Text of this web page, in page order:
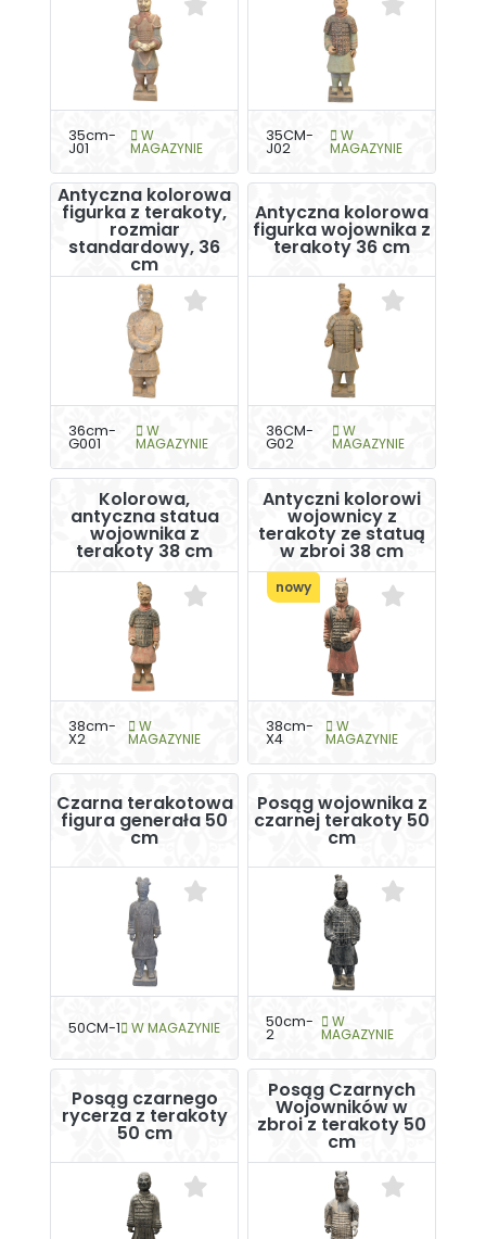
35cm-
J01
W
MAGAZYNIE
35CM-
J02
W
MAGAZYNIE
Antyczna kolorowa
figurka z terakoty,
rozmiar
standardowy, 36
cm
36cm-
G001
W
MAGAZYNIE
Antyczna kolorowa
figurka wojownika z
terakoty 36 cm
36CM-
G02
W
MAGAZYNIE
Kolorowa,
antyczna statua
wojownika z
terakoty 38 cm
38cm-
X2
W
MAGAZYNIE
Antyczni kolorowi
wojownicy z
terakoty ze statuą
w zbroi 38 cm
nowy
38cm-
X4
W
MAGAZYNIE
Czarna terakotowa
figura generała 50
cm
50CM-1 W MAGAZYNIE
Posąg wojownika z
czarnej terakoty 50
cm
50cm-
2
W
MAGAZYNIE
Posąg czarnego
rycerza z terakoty
50 cm
Posąg Czarnych
Wojowników w
zbroi z terakoty 50
cm